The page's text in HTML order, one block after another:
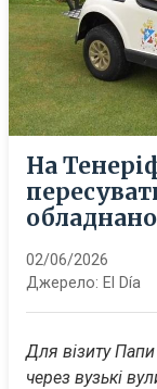
На
02/06/2026
Джерело: El Día
Для візиту
через вузькі